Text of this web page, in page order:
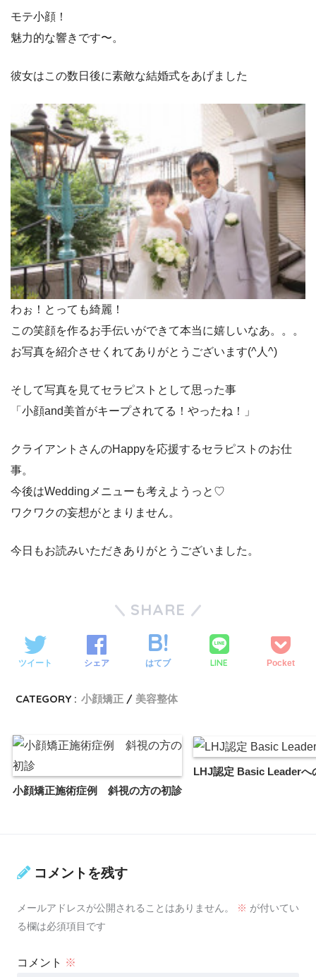
モテ小顔！
魅力的な響きです〜。
彼女はこの数日後に素敵な結婚式をあげました
わぉ！とっても綺麗！
この笑顔を作るお手伝いができて本当に嬉しいなあ。。。
お写真を紹介させくれてありがとうございます(^人^)
そして写真を見てセラピストとして思った事
「小顔and美首がキープされてる！やったね！」
クライアントさんのHappyを応援するセラピストのお仕
事。
今後はWeddingメニューも考えようっと♡
ワクワクの妄想がとまりません。
今日もお読みいただきありがとうございました。
SHARE
ツイート シェア はてブ LINE Pocket
CATEGORY : 小顔矯正 美容整体
小顔矯正施術症例 斜視の方の初診
LHJ認定 Basic Leaderへ
コメントを残す
メールアドレスが公開されることはありません。 ※ が付いてい
る欄は必須項目です
コメント ※